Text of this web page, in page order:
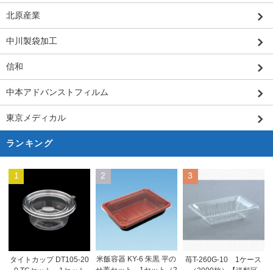
北原産業
中川製袋加工
信和
中本アドバンストフィルム
東京メディカル
ランキング
1
タイトカップ DT105-20
2
米飯容器 KY-6 朱黒 平の
3
苺T-260G-10 1ケース